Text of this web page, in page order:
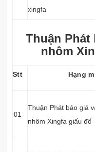
xingfa
Thuận Phát
nhôm
Stt Hạng
01
Thuận Phát báo giá
nhôm Xingfa giấu đố